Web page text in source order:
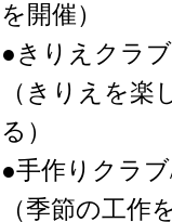
を開催）
●きりえクラ
（きりえを
る）
●手作りクラ
（季節の工